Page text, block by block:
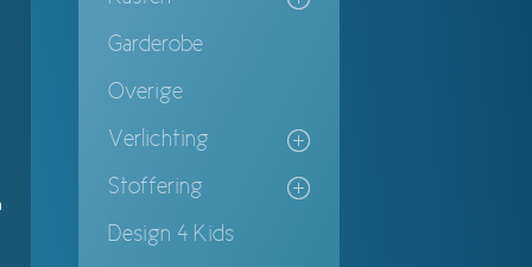
Garderobe
Overige
Verlichting
Stoffering
Design 4 Kids